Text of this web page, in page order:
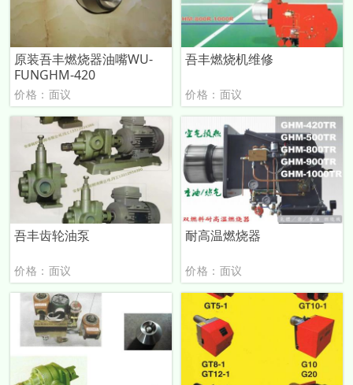
原装吾丰燃烧器油嘴WU-
FUNGHM-420
价格：面议
吾丰燃烧机维修
价格：面议
吾丰齿轮油泵
价格：面议
耐高温燃烧器
价格：面议